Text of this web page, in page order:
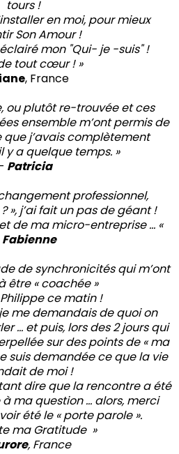
tours !
en moi, pour mieux
Son Amour !
mon "Qui- je -suis" !
tout cœur ! »
, France
ou plutôt re-trouvée et ces
ensemble m’ont permis de
j’avais complètement
y a quelque temps. »
Patricia
professionnel,
», j’ai fait un pas de géant !
de ma micro-entreprise … «
Fabienne
de synchronicités qui m’ont
être « coachée »
ce matin !
me demandais de quoi on
… et puis, lors des 2 jours qui
sur des points de « ma
suis demandée ce que la vie
de moi !
dire que la rencontre a été
ma question … alors, merci
été le « porte parole ».
ma Gratitude »
, France